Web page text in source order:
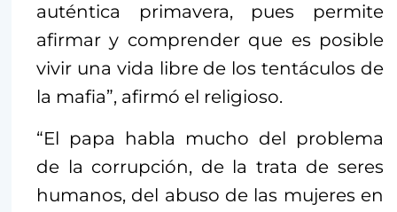
auténtica primavera, pues permite
afirmar y comprender que es posible
vivir una vida libre de los tentáculos de
la mafia”, afirmó el religioso.
“El papa habla mucho del problema
de la corrupción, de la trata de seres
humanos, del abuso de las mujeres en